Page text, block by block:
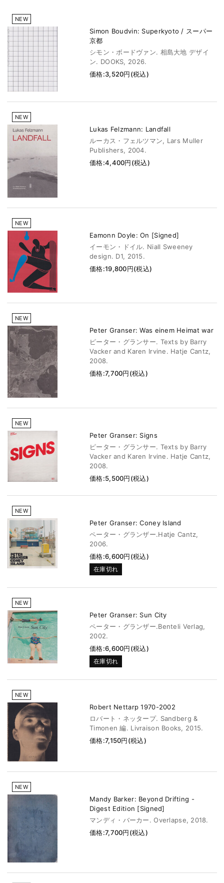
NEW
Simon Boudvin: Superkyoto / スーパー
京都
シモン・ボードヴァン. 相島大地 デザイ
ン. DOOKS, 2026.
価格:3,520円(税込)
NEW
Lukas Felzmann: Landfall
ルーカス・フェルツマン, Lars Muller
Publishers, 2004.
価格:4,400円(税込)
NEW
Eamonn Doyle: On [Signed]
イーモン・ドイル. Niall Sweeney
design. D1, 2015.
価格:19,800円(税込)
NEW
Peter Granser: Was einem Heimat war
ピーター・グランサー. Texts by Barry
Vacker and Karen Irvine. Hatje Cantz,
2008.
価格:7,700円(税込)
NEW
Peter Granser: Signs
ピーター・グランサー. Texts by Barry
Vacker and Karen Irvine. Hatje Cantz,
2008.
価格:5,500円(税込)
NEW
Peter Granser: Coney Island
ペーター・グランザー.Hatje Cantz,
2006.
価格:6,600円(税込)
在庫切れ
NEW
Peter Granser: Sun City
ペーター・グランザー.Benteli Verlag,
2002.
価格:6,600円(税込)
在庫切れ
NEW
Robert Nettarp 1970-2002
ロバート・ネッタープ. Sandberg &
Timonen 編. Livraison Books, 2015.
価格:7,150円(税込)
NEW
Mandy Barker: Beyond Drifting -
Digest Edition [Signed]
マンディ・バーカー. Overlapse, 2018.
価格:7,700円(税込)